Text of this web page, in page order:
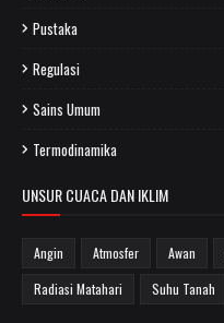
Pustaka
Regulasi
Sains Umum
Termodinamika
UNSUR CUACA DAN IKLIM
Angin Atmosfer Awan
Radiasi Matahari
Suhu Tanah